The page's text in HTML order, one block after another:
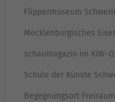
Flippermuseum
Mecklenburgisches
schaumagazin im KIW-
Schule der Künste
Begegnungsort Freiraum